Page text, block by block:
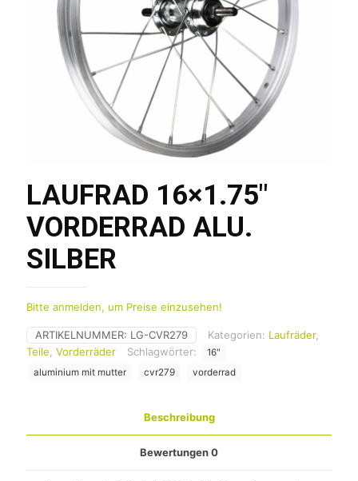
LAUFRAD 16×1.75″
VORDERRAD ALU.
SILBER
Bitte anmelden, um Preise einzusehen!
ARTIKELNUMMER: LG-CVR279 Kategorien: Laufräder,
Teile Vorderräder Schlagwörter:
16"
aluminium mit mutter
cvr279 vorderrad
Beschreibung
Bewertungen0